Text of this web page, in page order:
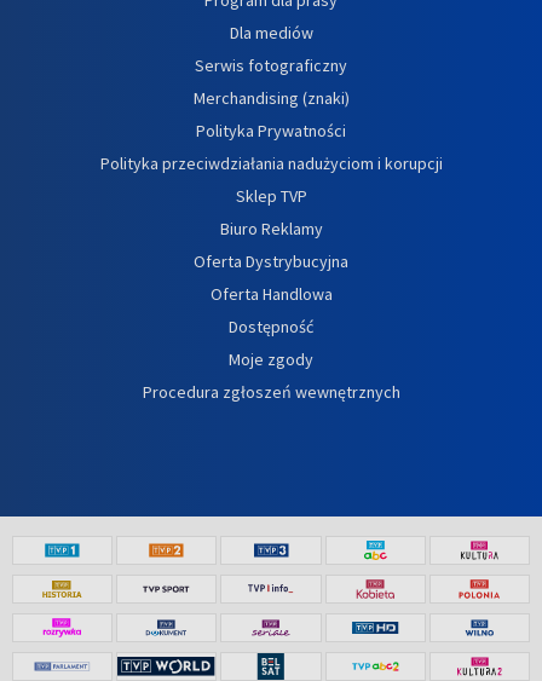
Dla mediów
Serwis fotograficzny
Merchandising (znaki)
Polityka Prywatności
Polityka przeciwdziałania nadużyciom i korupcji
Sklep TVP
Biuro Reklamy
Oferta Dystrybucyjna
Oferta Handlowa
Dostępność
Moje zgody
Procedura zgłoszeń wewnętrznych